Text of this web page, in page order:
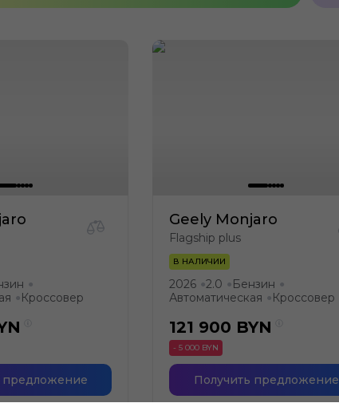
●
● Кроссовер
предложение
Geely Monjaro
Flagship plus
В НАЛИЧИИ
2026 ●2.0 ● Бензин ●
Автоматическая ● Кроссовер
121 900 BYN
- 5 000 BYN
Получить предложение